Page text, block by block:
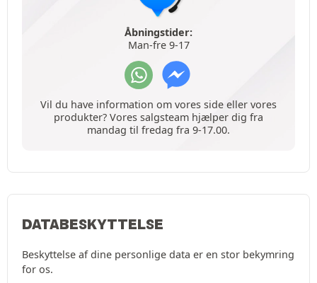
Åbningstider:
Man-fre 9-17
Vil du have information om vores side eller vores
produkter? Vores salgsteam hjælper dig fra
mandag til fredag fra 9-17.00.
DATABESKYTTELSE
Beskyttelse af dine personlige data er en stor bekymring
for os.